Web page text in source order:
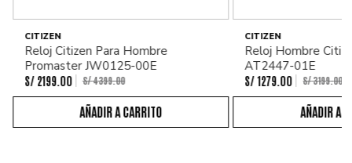
CITIZEN
Reloj Citizen Para Hombre
Promaster JW0125-00E
S/ 2199. 00 S/4399.00
CITIZEN
Reloj Hombre
AT2447-01E
S/ 1279 00 S/3199.00